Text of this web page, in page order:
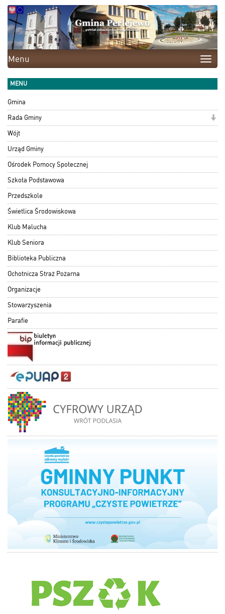
Toggle
Menu
MENU
Gmina
Rada Gminy
Wójt
Urząd Gminy
Ośrodek Pomocy Społecznej
Szkoła Podstawowa
Przedszkole
Świetlica Środowiskowa
Klub Malucha
Klub Seniora
Biblioteka Publiczna
Ochotnicza Straż Pożarna
Organizacje
Stowarzyszenia
Parafie